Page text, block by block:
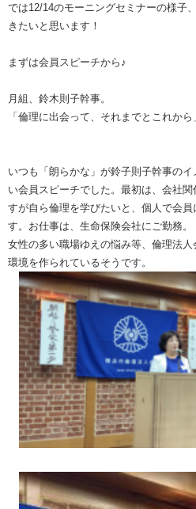
では12/14のモーニングセミナーの様子
きたいと思います！
まずは会員スピーチから♪
月組、鈴木則子幹事。
「倫理に出会って、それまでとこれから
いつも「朗らかな」が鈴子則子幹事の
い会員スピーチでした。最初は、会社
すが自ら倫理を学びたいと、個人で会
す。お仕事は、生命保険会社にご勤務。
女性の多い職場ゆえの悩み等、倫理法
環境を作られているそうです。